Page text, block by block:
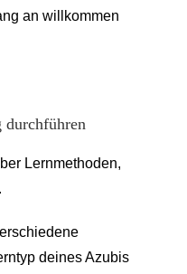
an willkommen
durchführen
Lernmethoden,
deines Azubis